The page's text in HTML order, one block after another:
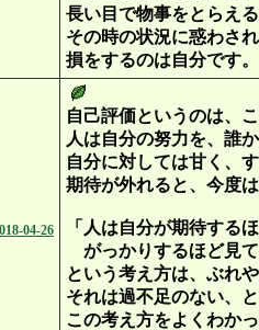
長い目で物事をとらえ
その時の状況に惑わさ
損をするのは自分です。
04-26
自己評価というのは、
人は自分の努力を、誰
自分に対しては甘く、
期待が外れると、今度
「人は自分が期待する
がっかりするほど見
という考え方は、ぶれ
それは過不足のない、
この考え方をよくわか